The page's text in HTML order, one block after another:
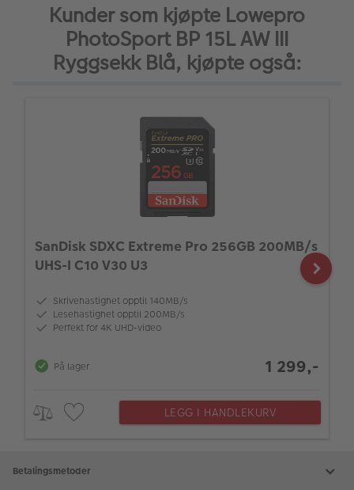
Kunder som kjøpte Lowepro
PhotoSport BP 15L AW III
Ryggsekk Blå, kjøpte også:
SanDisk SDXC Extreme Pro 256GB 200MB/s
UHS-I C10 V30 U3
Skrivehastighet opptil 140MB/s
Lesehastighet opptil 200MB/s
Perfekt for 4K UHD-video
På lager 1 299,-
LEGG I HANDLEKURV
Betalingsmetoder